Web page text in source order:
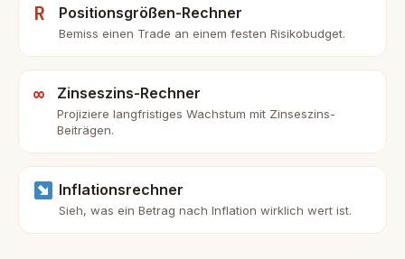
R Positionsgrößen-Rechner
Bemiss einen Trade an einem festen Risikobudget.
∞ Zinseszins-Rechner
Projiziere langfristiges Wachstum mit Zinseszins-
Beiträgen.
Inflationsrechner
Sieh, was ein Betrag nach Inflation wirklich wert ist.